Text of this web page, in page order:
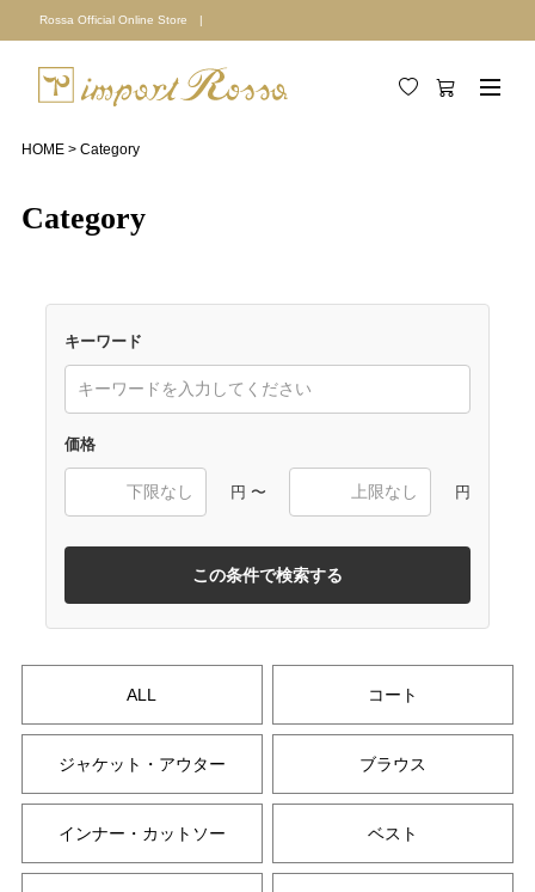
Rossa Official Online Store |
HOME Category
Category
キーワード
価格
円 〜 円
この条件で検索する
ALL コート
ジャケット・アウター ブラウス
インナー・カットソー ベスト